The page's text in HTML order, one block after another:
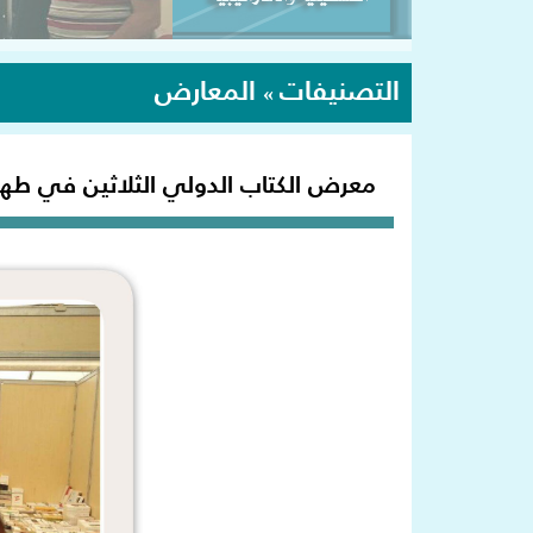
التصنيفات » المعارض
معرض الكتاب الدولي الثلاثين في طهران